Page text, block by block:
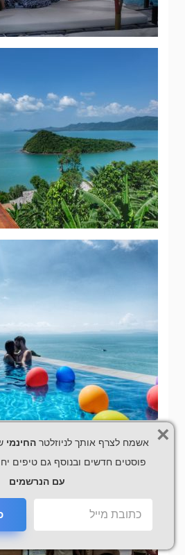
אשמח לצרף אותך לניוזלטר החינמי
פוסטים חדשים ובנוסף גם טיפים
עם הנרשמים
×